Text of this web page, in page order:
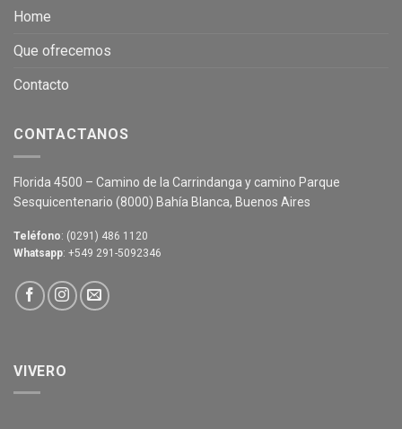
Home
Que ofrecemos
Contacto
CONTACTANOS
Florida 4500 – Camino de la Carrindanga y camino Parque
Sesquicentenario (8000) Bahía Blanca, Buenos Aires
Teléfono: (0291) 486 1120
Whatsapp: +549 291-5092346
VIVERO